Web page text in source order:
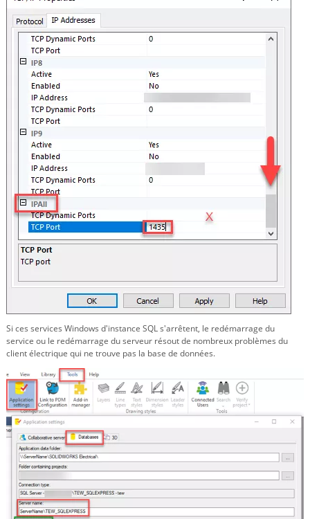
Si ces services Windows d'instance SQL s'arrêtent, le redémarrage du
service ou le redémarrage du serveur résout de nombreux problèmes du
client électrique qui ne trouve pas la base de données.